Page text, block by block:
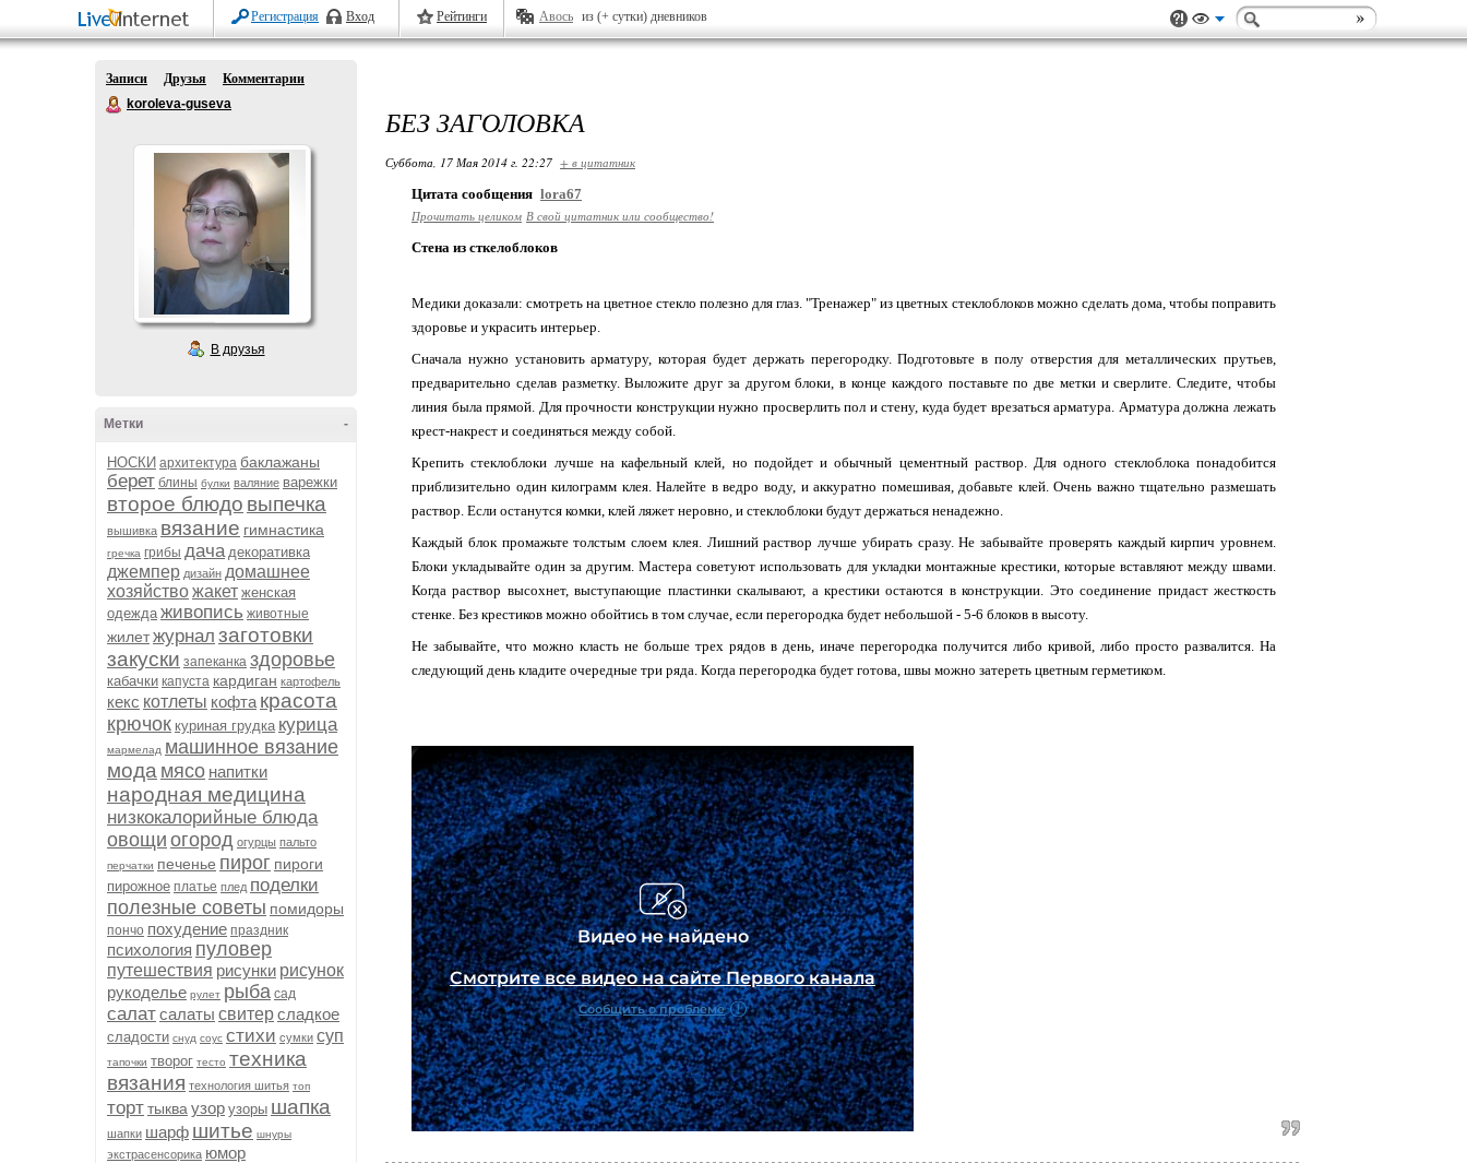
Регистрация Вход Рейтинги Авось из (+ сутки) дневников
Записи Друзья
Комментарии
koroleva-guseva
В друзья
-
Метки
НОСКИ архитектура баклажаны
берет блины булки валяние варежки
второе блюдо выпечка
вышивка вязание гимнастика
гречка грибы дача декоративка
джемпер дизайн домашнее
хозяйствожакет женская
одежда живопись животные
жилетжурнал заготовки
закуски запеканка здоровье
кабачки капуста кардиган картофель
кекс котлеты кофта красота
крючок куриная грудка курица
мармелад машинное вязание
мода мясо напитки
народная медицина
низкокалорийные блюда
овощи огород огурцы пальто
перчатки печенье пирог пироги
пирожное платье плед поделки
полезные советы помидоры
пончо похудение праздник
психология пуловер
путешествия рисунки рисунок
рукоделье рулет рыба сад
салатсалаты свитерсладкое
сладости снуд соус стихи сумки суп
тапочки творог тесто техника
вязания технология шитья топ
торттыква узор узоры шапка
шапки шарф шитье шнуры
экстрасенсорика юмор
БЕЗ ЗАГОЛОВКА
Суббота, 17 Мая 2014 г. 22:27 + в цитатник
Цитата сообщения lora67
Прочитать целиком В свой цитатник или сообщество!
Стена из сткелоблоков
Медики доказали: смотреть на цветное стекло полезно для глаз. "Тренажер" из цветных стеклоблоков можно сделать дома, чтобы поправить
здоровье и украсить интерьер.
Сначала нужно установить арматуру, которая будет держать перегородку. Подготовьте в полу отверстия для металлических прутьев,
предварительно сделав разметку. Выложите друг за другом блоки, в конце каждого поставьте по две метки и сверлите. Следите, чтобы
линия была прямой. Для прочности конструкции нужно просверлить пол и стену, куда будет врезаться арматура. Арматура должна лежать
крест-накрест и соединяться между собой.
Крепить стеклоблоки лучше на кафельный клей, но подойдет и обычный цементный раствор. Для одного стеклоблока понадобится
приблизительно один килограмм клея. Налейте в ведро воду, и аккуратно помешивая, добавьте клей. Очень важно тщательно размешать
раствор. Если останутся комки, клей ляжет неровно, и стеклоблоки будут держаться ненадежно.
Каждый блок промажьте толстым слоем клея. Лишний раствор лучше убирать сразу. Не забывайте проверять каждый кирпич уровнем.
Блоки укладывайте один за другим. Мастера советуют использовать для укладки монтажные крестики, которые вставляют между швами.
Когда раствор высохнет, выступающие пластинки скалывают, а крестики остаются в конструкции. Это соединение придаст жесткость
стенке. Без крестиков можно обойтись в том случае, если перегородка будет небольшой - 5-6 блоков в высоту.
Не забывайте, что можно класть не больше трех рядов в день, иначе перегородка получится либо кривой, либо просто развалится. На
следующий день кладите очередные три ряда. Когда перегородка будет готова, швы можно затереть цветным герметиком.